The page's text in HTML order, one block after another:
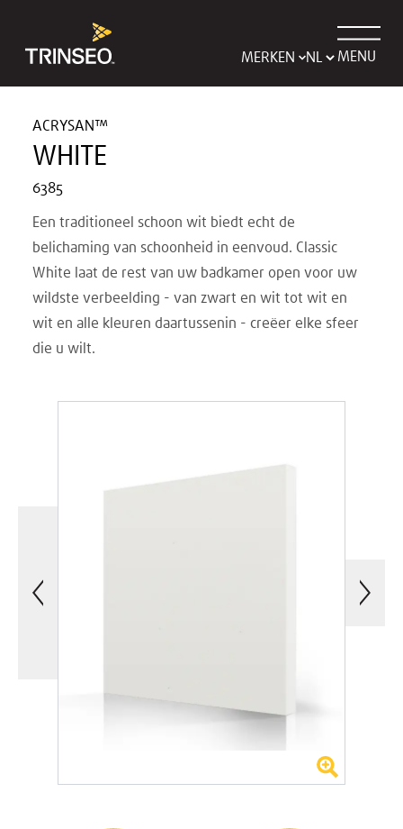
MERKEN MENU
ACRYSAN™
WHITE
6385
Een traditioneel schoon wit biedt echt de
belichaming van schoonheid in eenvoud. Classic
White laat de rest van uw badkamer open voor uw
wildste verbeelding - van zwart en wit tot wit en
wit en alle kleuren daartussenin - creëer elke sfeer
die u wilt.